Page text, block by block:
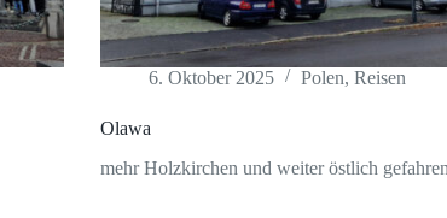
6. Oktober 2025 Polen, Reisen
Olawa
mehr Holzkirchen und weiter östlich gefahren